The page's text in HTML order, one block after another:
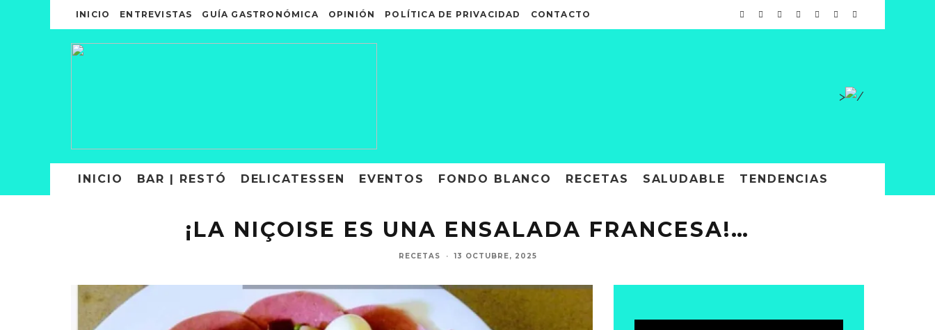
INICIO ENTREVISTAS GUÍA GASTRONÓMICA OPINIÓN POLÍTICA DE PRIVACIDAD CONTACTO
>
INICIO BAR | RESTÓ DELICATESSEN EVENTOS FONDO BLANCO RECETAS SALUDABLE TENDENCIAS
¡LA NIÇOISE ES UNA ENSALADA FRANCESA!…
RECETAS · 13 OCTUBRE, 2025